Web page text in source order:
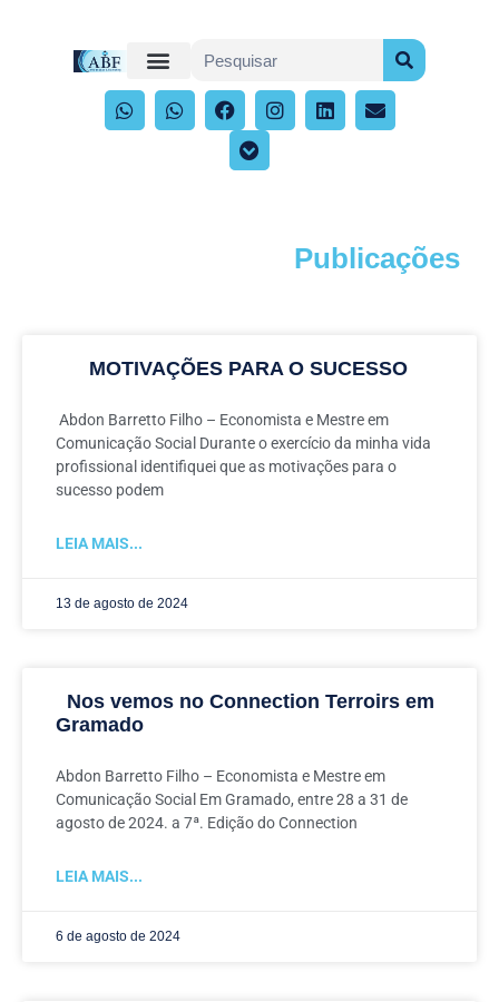
Publicações
MOTIVAÇÕES PARA O SUCESSO
Abdon Barretto Filho – Economista e Mestre em
Comunicação Social Durante o exercício da minha vida
profissional identifiquei que as motivações para o
sucesso podem
LEIA MAIS...
13 de agosto de 2024
Nos vemos no Connection Terroirs em
Gramado
Abdon Barretto Filho – Economista e Mestre em
Comunicação Social Em Gramado, entre 28 a 31 de
agosto de 2024. a 7ª. Edição do Connection
LEIA MAIS...
6 de agosto de 2024